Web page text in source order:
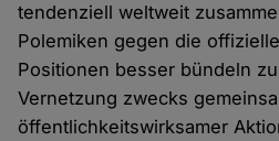
tendenziell weltweit
Polemiken gegen die
Positionen besser bündeln
Vernetzung zwecks
öffentlichkeitswirksamer